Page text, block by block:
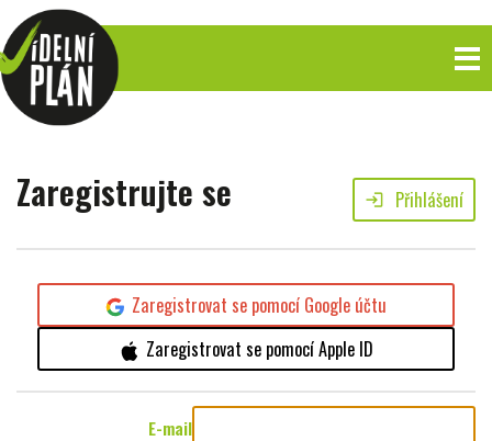
Zaregistrujte se login Přihlášení
Zaregistrovat se pomocí Google účtu
Zaregistrovat se pomocí Apple ID
E-mail